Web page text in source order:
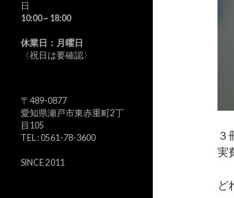
３
実
ど
日
10:00~ 18:00
休業日：月曜日
〈祝日は要確認〉
〒489-0877
愛知県瀬戸市東赤重町2丁
目105
TEL : 0561-78-3600
SINCE 2011